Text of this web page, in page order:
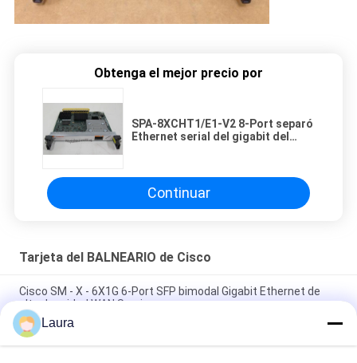
Obtenga el mejor precio por
SPA-8XCHT1/E1-V2 8-Port separó
Ethernet serial del gigabit del
Continuar
Tarjeta del BALNEARIO de Cisco
Cisco SM - X - 6X1G 6-Port SFP bimodal Gigabit Ethernet de
alta densidad WAN Service
4000 cortafuego de red bajo del IP de la tarjeta ISR4331 3GE
2NIM del BALNEARIO de Cisco del router
Laura